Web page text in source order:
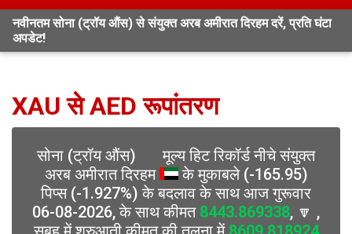
नवीनतम सोना (ट्रॉय औंस) से संयुक्त अरब अमीरात दिरहम दरें, प्रति घंटा
अपडेट!
XAU से AED रूपांतरण
सोना (ट्रॉय औंस)
मूल्य हिट रिकॉर्ड नीचे संयुक्त
अरब अमीरात दिरहम
के मुकाबले (-165.95)
पिप्स (-1.927%) के बदलाव के साथ आज गुरूवार
06-08-2026, के साथ कीमत 8443.869338, 🔽 ,